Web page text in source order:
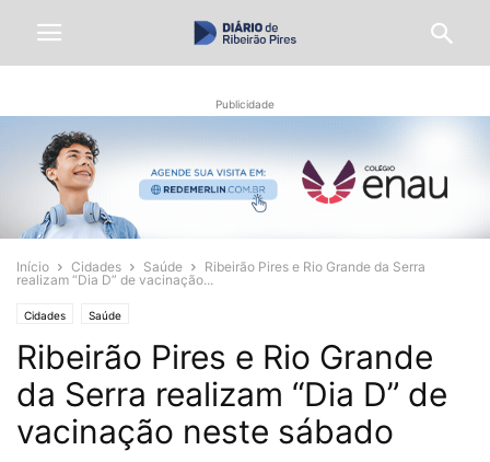
Publicidade
Início Cidades Saúde
Ribeirão Pires e Rio Grande da Serra
realizam “Dia D” de vacinação...
Cidades Saúde
Ribeirão Pires e Rio Grande
da Serra realizam “Dia D” de
vacinação neste sábado